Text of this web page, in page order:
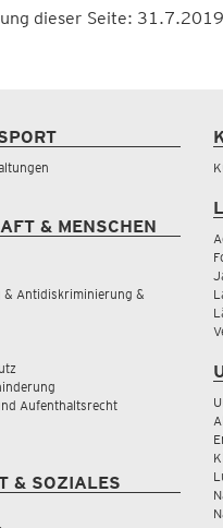
dieser Seite: 31.7.2019
& MENSCHEN
& Antidiskriminierung &
Aufenthaltsrecht
& SOZIALES